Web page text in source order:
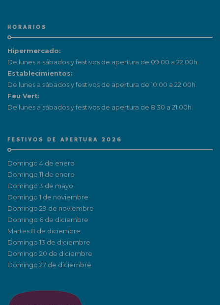
HORARIOS
Hipermercado:
De lunes a sábados y festivos de apertura de 09:00 a 22:00h.
Establecimientos:
De lunes a sábados y festivos de apertura de 10:00 a 22:00h.
Feu Vert:
De lunes a sábados y festivos de apertura de 8:30 a 21:00h.
FESTIVOS DE APERTURA 2026
Domingo 4 de enero
Domingo 11 de enero
Domingo 3 de mayo
Domingo 1 de noviembre
Domingo 29 de noviembre
Domingo 6 de diciembre
Martes 8 de diciembre
Domingo 13 de diciembre
Domingo 20 de diciembre
Domingo 27 de diciembre